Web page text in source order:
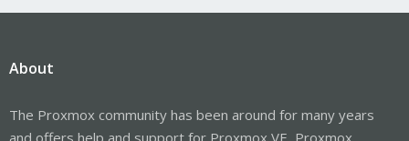
About
The Proxmox community has been around for many years
and offers help and support for Proxmox VE, Proxmox